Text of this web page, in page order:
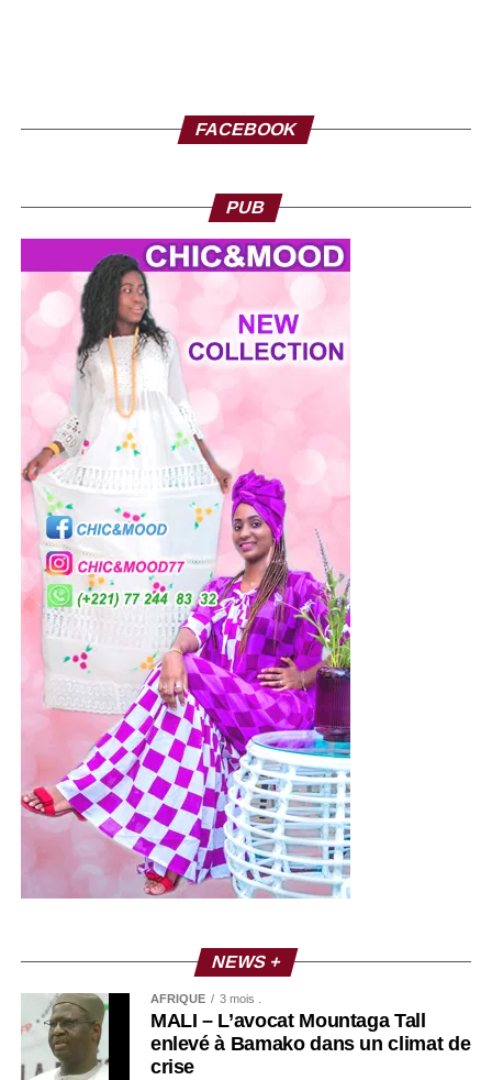
FACEBOOK
PUB
NEWS +
AFRIQUE 3 mois .
MALI – L’avocat Mountaga Tall
enlevé à Bamako dans un climat de
crise